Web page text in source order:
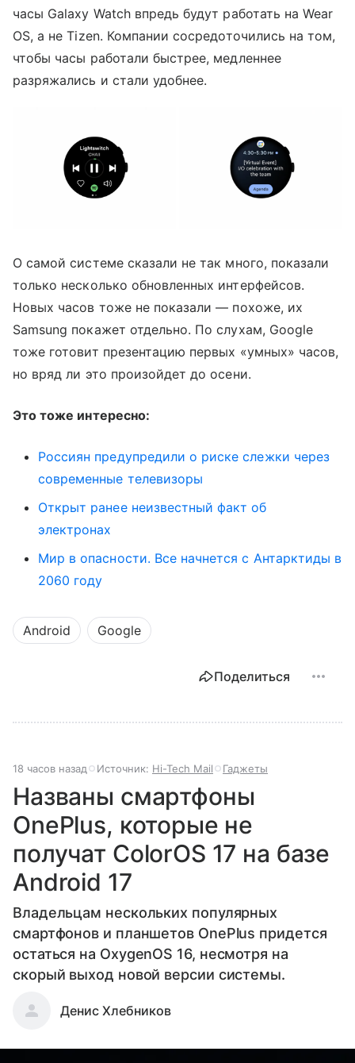
часы Galaxy Watch впредь будут работать на Wear
OS, а не Tizen. Компании сосредоточились на том,
чтобы часы работали быстрее, медленнее
разряжались и стали удобнее.
О самой системе сказали не так много, показали
только несколько обновленных интерфейсов.
Новых часов тоже не показали — похоже, их
Samsung покажет отдельно. По слухам, Google
тоже готовит презентацию первых «умных» часов,
но вряд ли это произойдет до осени.
Это тоже интересно:
Россиян предупредили о риске слежки через
современные телевизоры
Открыт ранее неизвестный факт об
электронах
Мир в опасности. Все начнется с Антарктиды в
2060 году
Android Google
Поделиться
18 часов назад Источник: Hi-Tech Mail Гаджеты
Названы смартфоны
OnePlus, которые не
получат ColorOS 17 на базе
Android 17
Владельцам нескольких популярных
смартфонов и планшетов OnePlus придется
остаться на OxygenOS 16, несмотря на
скорый выход новой версии системы.
Денис Хлебников